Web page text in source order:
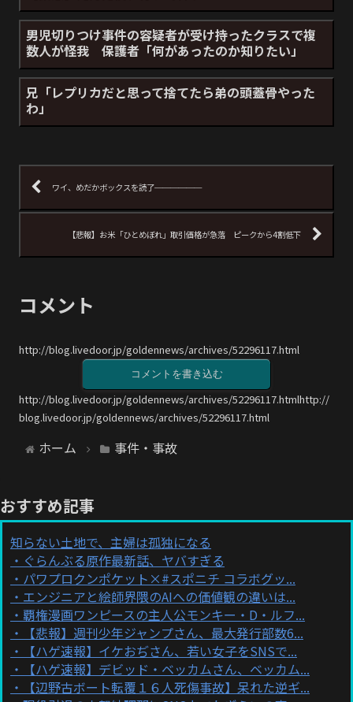
男児切りつけ事件の容疑者が受け持ったクラスで複
数人が怪我 保護者「何があったのか知りたい」
兄「レプリカだと思って捨てたら弟の頭蓋骨やった
わ」
ワイ、めだかボックスを読了──────
【悲報】お米「ひとめぼれ」取引価格が急落 ピークから4割低下
コメント
http://blog.livedoor.jp/goldennews/archives/52296117.html
コメントを書き込む
http://blog.livedoor.jp/goldennews/archives/52296117.htmlhttp://
blog.livedoor.jp/goldennews/archives/52296117.html
ホーム 事件・事故
おすすめ記事
知らない土地で、主婦は孤独になる
ぐらんぶる原作最新話、ヤバすぎる
パワプロクンポケット×#スポニチ コラボグッ...
エンジニアと絵師界隈のAIへの価値観の違いは...
覇権漫画ワンピースの主人公モンキー・D・ルフ...
【悲報】週刊少年ジャンプさん、最大発行部数6...
【ハゲ速報】イケおぢさん、若い女子をSNSで...
【ハゲ速報】デビッド・ベッカムさん、ベッカム...
【辺野古ボート転覆１６人死傷事故】呆れた逆ギ...